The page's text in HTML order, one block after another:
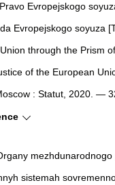
Evropejskogo
Evropejskogo soyuza
through the Prism
of the European
: Statut, 2020. —
sistemah